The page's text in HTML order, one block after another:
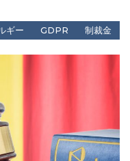
ギー GDPR 制裁金